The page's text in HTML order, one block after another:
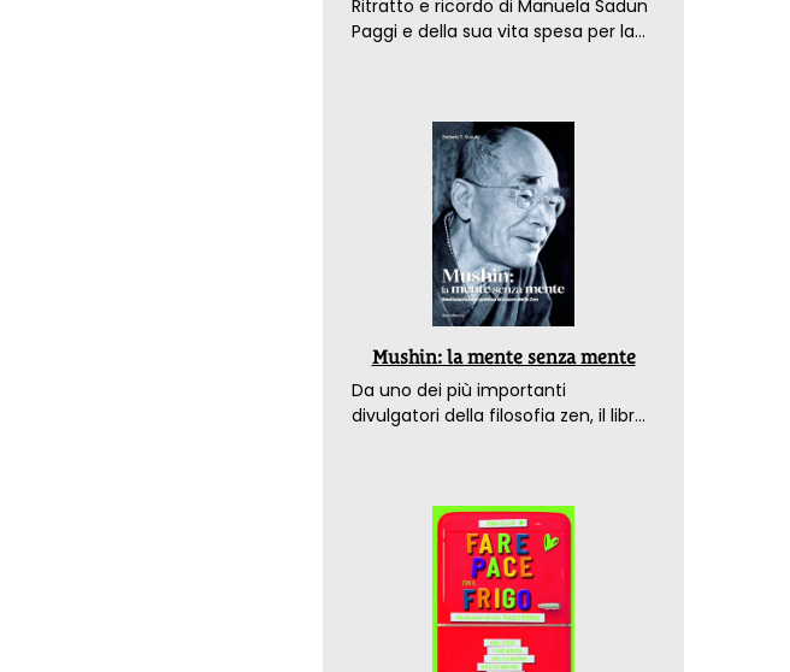
Ritratto e ricordo di Manuela Sadun
Paggi e della sua vita spesa per la
Mushin: la mente senza mente
Da uno dei più importanti
divulgatori della filosofia zen, il libro